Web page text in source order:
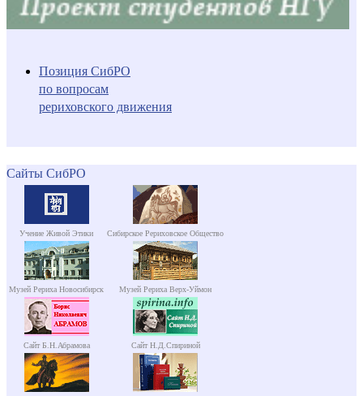
Позиция СибРО
по вопросам
рериховского движения
Сайты СибРО
Учение Живой Этики Сибирское Рериховское Общество
Музей Рериха Новосибирск Музей Рериха Верх-Уймон
Сайт Б.Н.Абрамова Сайт Н.Д.Спириной